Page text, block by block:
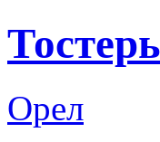
Орел